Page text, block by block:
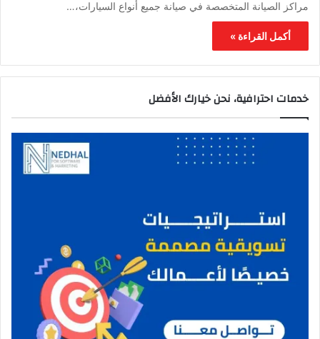
مراكز الصيانة المتخصصة في صيانة جميع أنواع السيارات،…
أكمل القراءة »
خدمات احترافية، نحن خيارك الأفضل